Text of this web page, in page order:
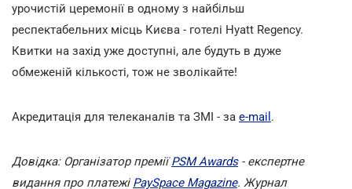
урочистій церемонії в одному з найбільш
респектабельних місць Києва - готелі Hyatt Regency.
Квитки на захід уже доступні, але будуть в дуже
обмеженій кількості, тож не зволікайте!
Акредитація для телеканалів та ЗМІ - за e-mail .
Довідка: Організатор преміїPSM Awards- експертне
видання про платежі PaySpace Magazine. Журнал